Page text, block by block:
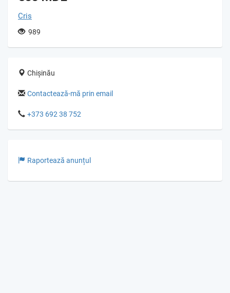
Cris
989
Chișinău
Contactează-mă prin email
+373 692 38 752
Raportează anunțul